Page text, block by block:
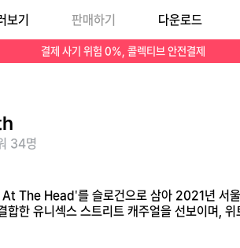
유니섹스 스트리트 캐주얼을 선보이며, 위트 있는 그래픽과 과감한 컬러 매치로 MZ세대에게 큰 인기를 끌
결제 사기 위험 0%, 콜렉티브 안전결제
보기 판매하기 다운로드
34명
Head'를 슬로건으로 삼아 2021년 서울
합한 유니섹스 스트리트 캐주얼을 선보이며,